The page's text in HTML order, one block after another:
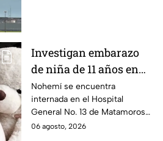
Investigan embarazo
de niña de 11 años en
Matamoros,
Tamaulipas; ¿qué pasó
con Nohemí?
Nohemí se encuentra
internada en el Hospital
General No. 13 de Matamoros
tras complicaciones por un
06 agosto, 2026